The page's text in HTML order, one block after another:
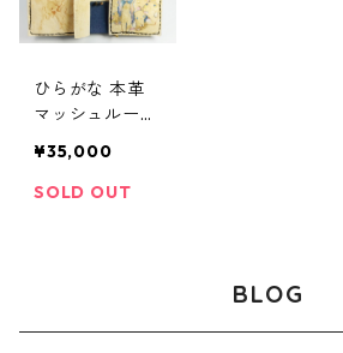
ひらがな 本革
マッシュルーム
ト Hiragana G
enuine Leather
¥35,000
SOLD OUT
BLOG